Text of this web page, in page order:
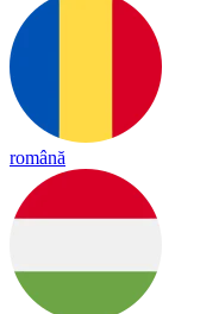
română